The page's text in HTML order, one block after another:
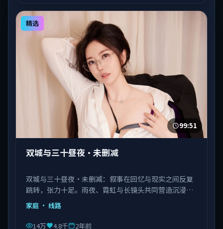
精选
99:51
双城与三十昼夜·未删减
双城与三十昼夜·未删减：叙事在回忆与现实之间反复
跳转，张力十足。雨夜、霓虹与长镜头共同营造沉浸氛
围。由陈凯歌执导，佟丽娅、马丽、瑛太等主演，韩国
出品，类型为家庭。
家庭 · 线路
14万 4.8千 2年前